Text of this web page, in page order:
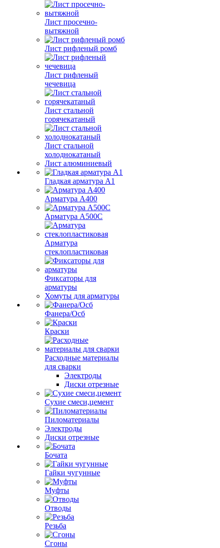
Лист просечно-
вытяжной
Лист рифленый ромб
Лист рифленый
чечевица
Лист стальной
горячекатаный
Лист стальной
холоднокатаный
Лист алюминиевый
Гладкая арматура А1
Арматура А400
Арматура A500C
Арматура
стеклопластиковая
Фиксаторы для
арматуры
Хомуты для арматуры
Фанера/Осб
Краски
Расходные материалы
для сварки
Электроды
Диски отрезные
Сухие смеси,цемент
Пиломатериалы
Электроды
Диски отрезные
Бочата
Гайки чугунные
Муфты
Отводы
Резьба
Сгоны